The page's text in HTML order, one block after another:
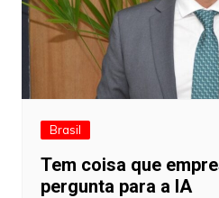
Brasil
Tem coisa que
pergunta para a IA